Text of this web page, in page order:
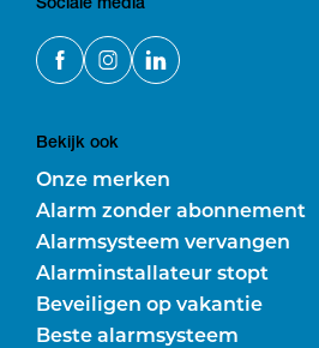
Bekijk ook
Onze merken
Alarm zonder abonnement
Alarmsysteem vervangen
Alarminstallateur stopt
Beveiligen op vakantie
Beste alarmsysteem